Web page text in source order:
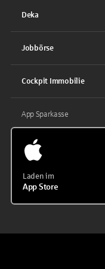
Deka
Jobbörse
Cockpit Immobilie
App Sparkasse
Laden im
App Store